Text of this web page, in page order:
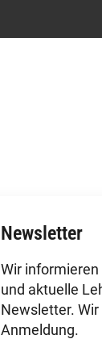
Newsletter
Wir
und aktuelle
Newsletter.
Anmeldung.